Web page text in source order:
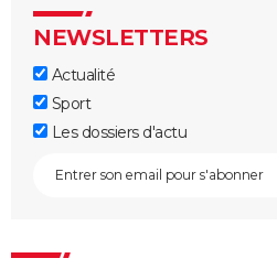
NEWSLETTERS
Actualité
Sport
Les dossiers d'actu